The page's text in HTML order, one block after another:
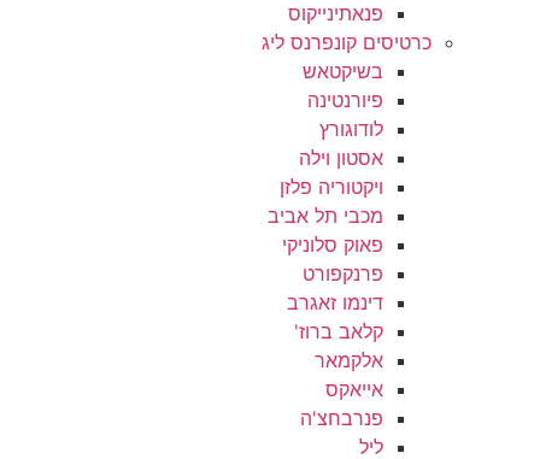
פנאתינייקוס
כרטיסים קונפרנס ליג
בשיקטאש
פיורנטינה
לודוגורץ
אסטון וילה
ויקטוריה פלזן
מכבי תל אביב
פאוק סלוניקי
פרנקפורט
דינמו זאגרב
קלאב ברוז'
אלקמאר
אייאקס
פנרבחצ'ה
ליל